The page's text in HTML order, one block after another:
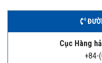
Cục Hàng
+84-